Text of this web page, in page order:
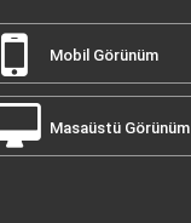
Mobil Görünüm
Masaüstü Görünüm